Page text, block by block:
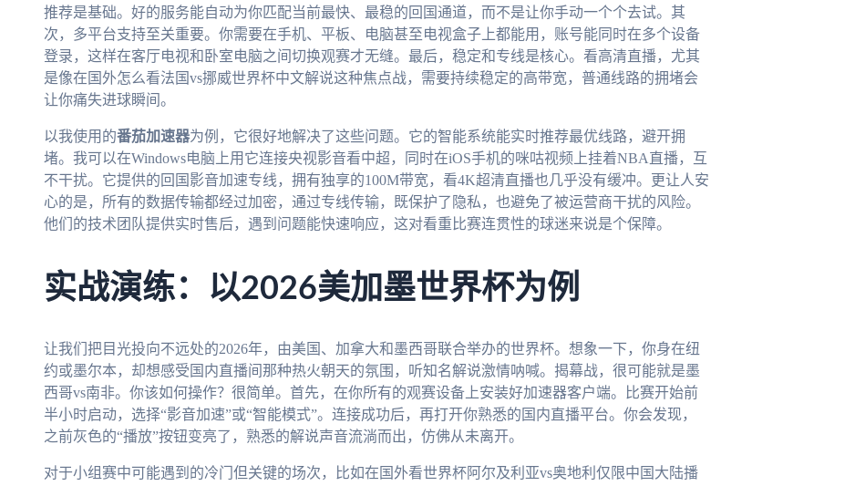
推荐是基础。好的服务能自动为你匹配当前最快、最稳的回国通道，而不是让你手动一个个去试。其
次，多平台支持至关重要。你需要在手机、平板、电脑甚至电视盒子上都能用，账号能同时在多个设备
登录，这样在客厅电视和卧室电脑之间切换观赛才无缝。最后，稳定和专线是核心。看高清直播，尤其
是像在国外怎么看法国vs挪威世界杯中文解说这种焦点战，需要持续稳定的高带宽，普通线路的拥堵会
让你痛失进球瞬间。
以我使用的番茄加速器为例，它很好地解决了这些问题。它的智能系统能实时推荐最优线路，避开拥
堵。我可以在Windows电脑上用它连接央视影音看中超，同时在iOS手机的咪咕视频上挂着NBA直播，互
不干扰。它提供的回国影音加速专线，拥有独享的100M带宽，看4K超清直播也几乎没有缓冲。更让人安
心的是，所有的数据传输都经过加密，通过专线传输，既保护了隐私，也避免了被运营商干扰的风险。
他们的技术团队提供实时售后，遇到问题能快速响应，这对看重比赛连贯性的球迷来说是个保障。
实战演练：以2026美加墨世界杯为例
让我们把目光投向不远处的2026年，由美国、加拿大和墨西哥联合举办的世界杯。想象一下，你身在纽
约或墨尔本，却想感受国内直播间那种热火朝天的氛围，听知名解说激情呐喊。揭幕战，很可能就是墨
西哥vs南非。你该如何操作？很简单。首先，在你所有的观赛设备上安装好加速器客户端。比赛开始前
半小时启动，选择“影音加速”或“智能模式”。连接成功后，再打开你熟悉的国内直播平台。你会发现，
之前灰色的“播放”按钮变亮了，熟悉的解说声音流淌而出，仿佛从未离开。
对于小组赛中可能遇到的冷门但关键的场次，比如在国外看世界杯阿尔及利亚vs奥地利仅限中国大陆播